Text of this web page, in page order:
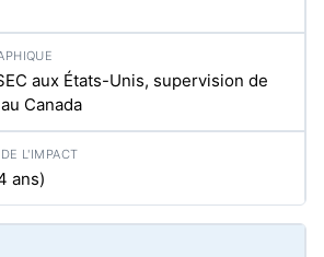
aux États-Unis, supervision de
Canada
ans)